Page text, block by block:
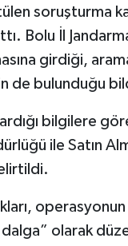
soruşturma
Bolu İl
girdiği,
de bulunduğu
bilgilere
ile Satın
olarak